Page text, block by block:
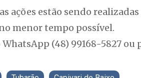
ações estão sendo
menor tempo possível.
(48) 99168-5827 ou